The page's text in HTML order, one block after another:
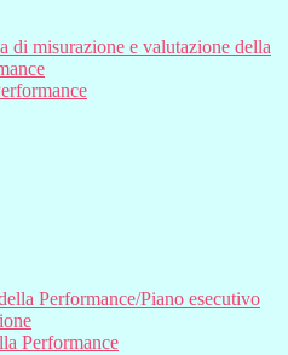
di misurazione e valutazione della
Performance/Piano esecutivo
Performance